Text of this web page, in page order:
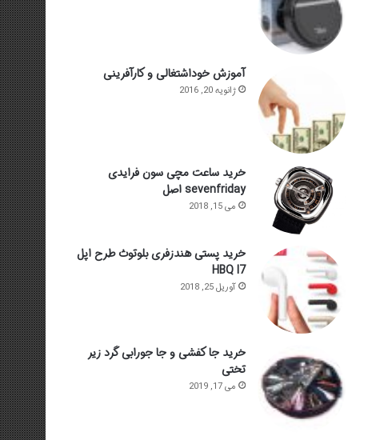
آموزش خوداشتغالی و کارآفرینی
ژانویه 20, 2016
خرید ساعت مچی سون فرایدی
sevenfriday اصل
می 15, 2018
خرید پستی هندزفری بلوتوث طرح اپل
HBQ I7
آوریل 25, 2018
خرید جا کفشی و جا جورابی گرد زیر
تختی
می 17, 2019